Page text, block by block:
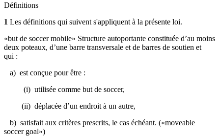
Définitions
1 Les définitions qui suivent s'appliquent à la présente loi.
«but de soccer mobile» Structure autoportante constituée d’au moins
deux poteaux, d’une barre transversale et de barres de soutien et
qui :
a) est conçue pour être :
(i) utilisée comme but de soccer,
(ii) déplacée d’un endroit à un autre,
b) satisfait aux critères prescrits, le cas échéant. («moveable
soccer goal»)